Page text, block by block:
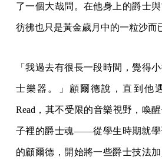
了一個大哉問。在他身上的爵士
彷彿也只是黃金歲月中的一粒沙而
「我過去有很長一段時間，覺得
士樂器。」顧爾德說，直到他
Read，其不受限的音樂視野，喚
子裡的爵士魂——從學生時期就學
的顧爾德，開始將一些爵士技法加